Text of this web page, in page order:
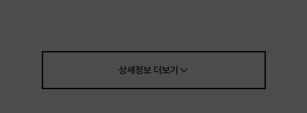
상세정보더보기